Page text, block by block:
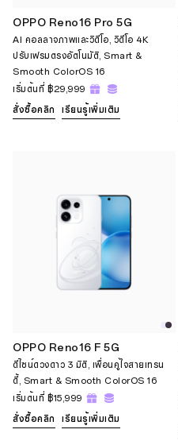
OPPO Reno16 Pro 5G
AI คอลลาจภาพและวิดีโอ, วิดีโอ 4K
ปรับเฟรมตรงอัตโนมัติ, Smart &
Smooth ColorOS 16
เริ่มต้นที่ ฿29,999
สั่งซื้อคลิก เรียนรู้เพิ่มเติม
OPPO Reno16 F 5G
ดีไซน์ดวงดาว 3 มิติ, เพื่อนคู่ใจสายเทรน
ดี้, Smart & Smooth ColorOS 16
เริ่มต้นที่ ฿15,999
สั่งซื้อคลิก เรียนรู้เพิ่มเติม